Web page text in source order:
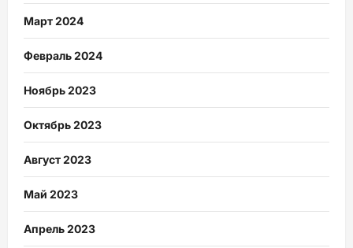
Март 2024
Февраль 2024
Ноябрь 2023
Октябрь 2023
Август 2023
Май 2023
Апрель 2023